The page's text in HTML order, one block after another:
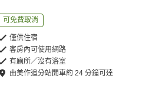
可免費取消
僅供住宿
客房內可使用網路
有廁所／沒有浴室
由美作追分站開車約24 分鐘可達